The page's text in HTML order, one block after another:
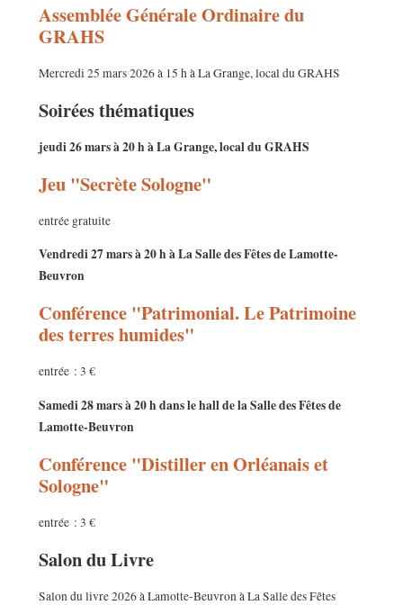
Assemblée Générale Ordinaire du
GRAHS
Mercredi 25 mars 2026 à 15 h à La Grange, local du GRAHS
Soirées thématiques
jeudi 26 mars à 20 h à La Grange, local du GRAHS
Jeu "Secrète Sologne"
entrée gratuite
Vendredi 27 mars à 20 h à La Salle des Fêtes de Lamotte-
Beuvron
Conférence "Patrimonial. Le Patrimoine
des terres humides"
entrée : 3 €
Samedi 28 mars à 20 h dans le hall de la Salle des Fêtes de
Lamotte-Beuvron
Conférence "Distiller en Orléanais et
Sologne"
entrée : 3 €
Salon du Livre
Salon du livre 2026 à Lamotte-Beuvron à La Salle des Fêtes